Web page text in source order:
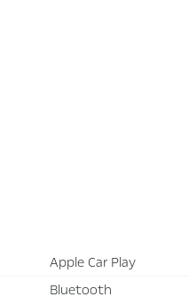
Apple Car Play
bluetooth